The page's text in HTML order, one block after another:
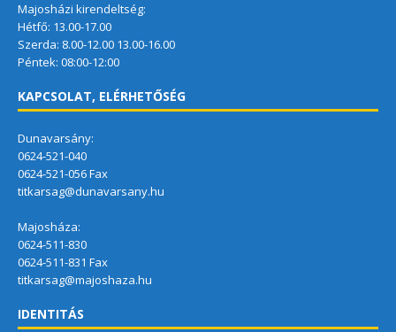
Majosházi kirendeltség:
Hétfő: 13.00-17.00
Szerda: 8.00-12.00 13.00-16.00
Péntek: 08:00-12:00
KAPCSOLAT, ELÉRHETŐSÉG
Dunavarsány:
0624-521-040
0624-521-056 Fax
titkarsag@dunavarsany.hu
Majosháza:
0624-511-830
0624-511-831 Fax
titkarsag@majoshaza.hu
IDENTITÁS